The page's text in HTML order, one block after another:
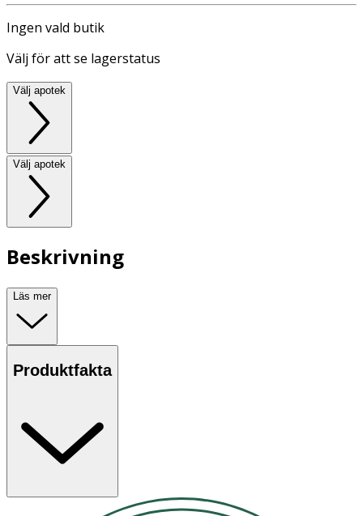
Ingen vald butik
Välj för att se lagerstatus
Välj apotek
Välj apotek
Beskrivning
Läs mer
Produktfakta